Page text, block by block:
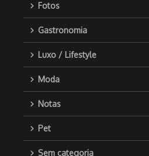
Fotos
Gastronomia
Luxo / Lifestyle
Moda
Notas
Pet
Sem categoria